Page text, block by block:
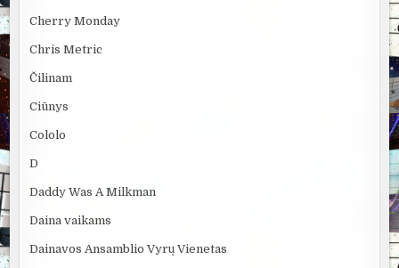
Cherry Monday
Chris Metric
Čilinam
Ciūnys
Cololo
D
Daddy Was A Milkman
Daina vaikams
Dainavos Ansamblio Vyrų Vienetas